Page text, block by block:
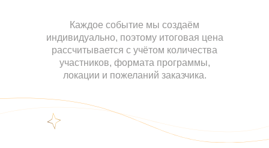
Каждое событие мы создаём
индивидуально, поэтому итоговая цена
рассчитывается с учётом количества
участников, формата программы,
локации и пожеланий заказчика.